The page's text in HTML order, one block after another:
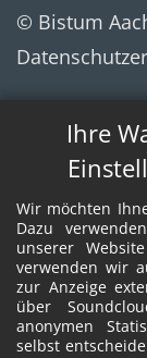
Ihre
Wir möchten
Dazu
unserer
verwenden wir
zur Anzeige
über
anonymen
selbst
© Bistum